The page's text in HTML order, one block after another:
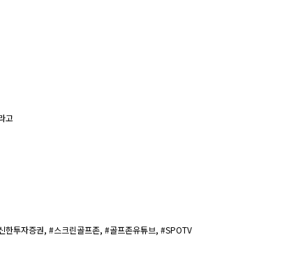
고
투자증권, #스크린골프존, #골프존유튜브, #SPOTV